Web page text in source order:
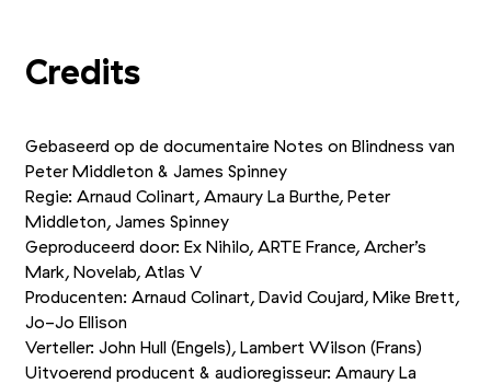
Credits
Gebaseerd op de documentaire Notes on Blindness van
Peter Middleton & James Spinney
Regie: Arnaud Colinart, Amaury La Burthe, Peter
Middleton, James Spinney
Geproduceerd door: Ex Nihilo, ARTE France, Archer’s
Mark, Novelab, Atlas V
Producenten: Arnaud Colinart, David Coujard, Mike Brett,
Jo-Jo Ellison
Verteller: John Hull (Engels), Lambert Wilson (Frans)
Uitvoerend producent & audioregisseur: Amaury La